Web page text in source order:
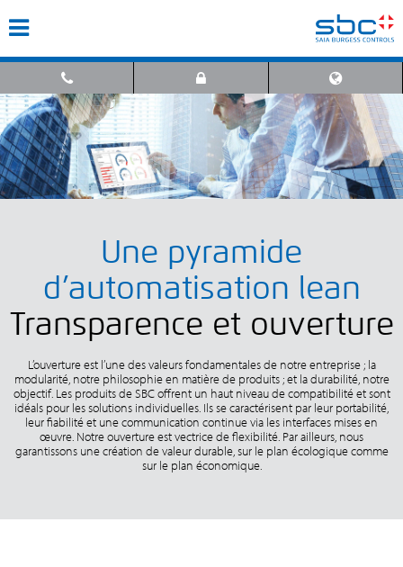
Une pyramide
d’automatisation lean
Transparence et ouverture
L’ouverture est l’une des valeurs fondamentales de notre entreprise ; la
modularité, notre philosophie en matière de produits ; et la durabilité, notre
objectif. Les produits de SBC offrent un haut niveau de compatibilité et sont
idéals pour les solutions individuelles. Ils se caractérisent par leur portabilité,
leur fiabilité et une communication continue via les interfaces mises en
œuvre. Notre ouverture est vectrice de flexibilité. Par ailleurs, nous
garantissons une création de valeur durable, sur le plan écologique comme
sur le plan économique.